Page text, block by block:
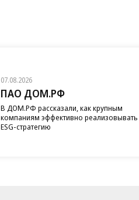
07.08.2026
ПАО ДОМ.РФ
В ДОМ.РФ рассказали, как крупным
компаниям эффективно реализовывать
ESG-стратегию